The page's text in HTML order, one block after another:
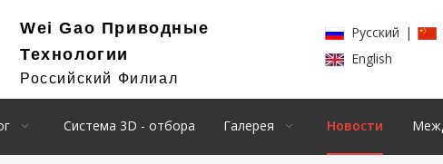
Wei Gao Приводные
Технологии
Российский Филиал
Pусский |
English
Система 3D - отбора Галерея Новости